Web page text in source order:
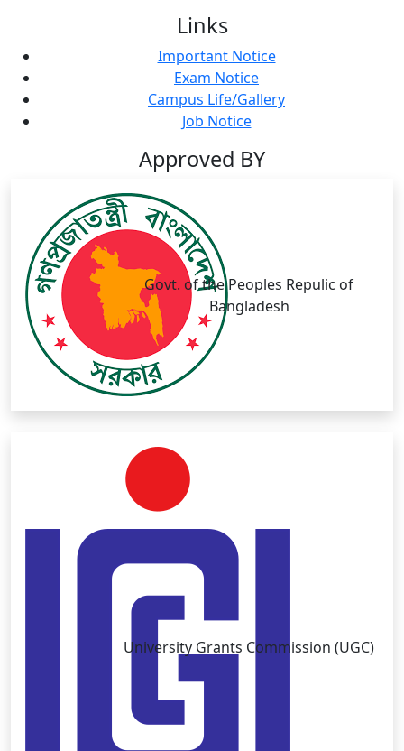
Links
Important Notice
Exam Notice
Campus Life/Gallery
Job Notice
Approved BY
Govt. of the Peoples Repulic of
Bangladesh
University Grants Commission (UGC)